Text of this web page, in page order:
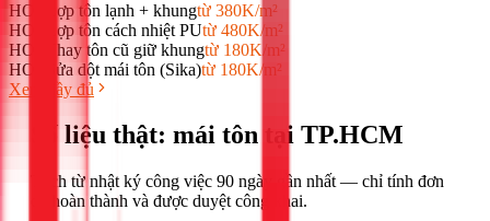
HOT
Lợp tôn lạnh + khungtừ 380K/m²
HOT
Lợp tôn cách nhiệt PUtừ 480K/m²
HOT
Thay tôn cũ giữ khungtừ 180K/m²
HOT
Sửa dột mái tôn (Sika)từ 180K/m²
Xem đầy đủ
Số liệu thật: mái tôn tại TP.HCM
Trích từ nhật ký công việc 90 ngày gần nhất — chỉ tính đơn
đã hoàn thành và được duyệt công khai.